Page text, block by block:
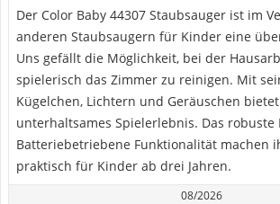
Der Color Baby 44307 Staubsauger ist im
anderen Staubsaugern für Kinder eine
Uns gefällt die Möglichkeit, bei der
spielerisch das Zimmer zu reinigen. Mit
Kügelchen, Lichtern und Geräuschen
unterhaltsames Spielerlebnis. Das robuste
Batteriebetriebene Funktionalität machen
praktisch für Kinder ab drei Jahren.
08/2026